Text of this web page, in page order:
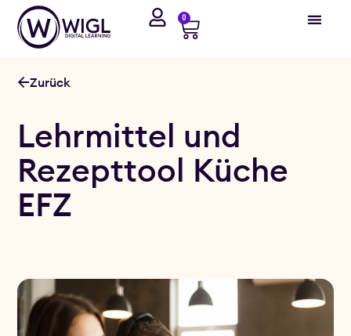
0
Zurück
Lehrmittel und
Rezepttool Küche
EFZ